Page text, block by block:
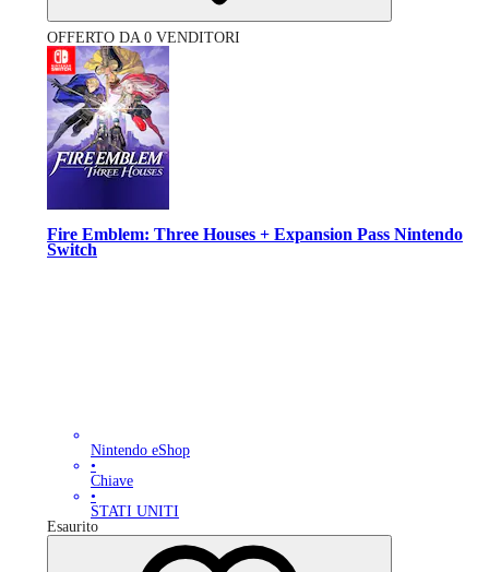
OFFERTO DA 0 VENDITORI
Fire Emblem: Three Houses + Expansion Pass Nintendo
Switch
Nintendo eShop
•
Chiave
•
STATI UNITI
Esaurito